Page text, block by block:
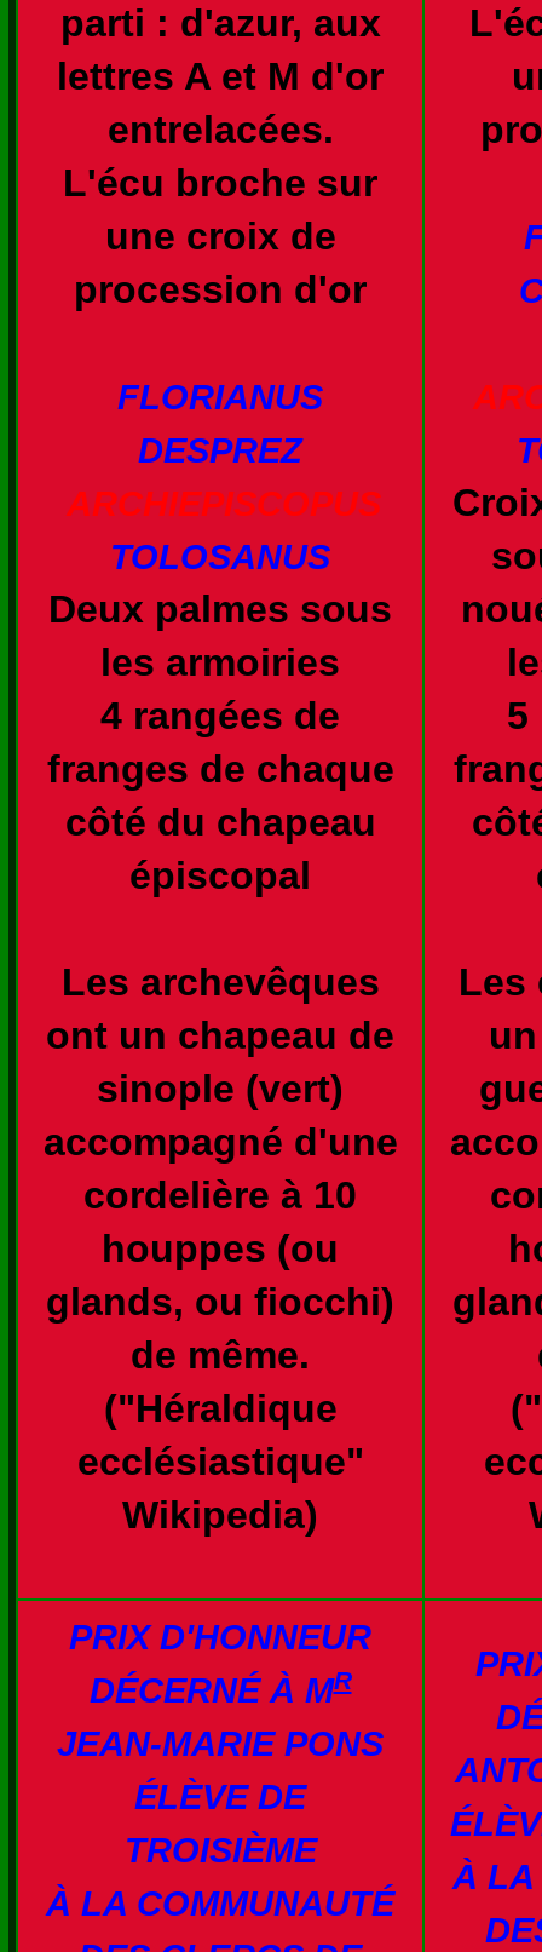
parti : d'azur, aux
lettres A et M d'or
entrelacées.
L'écu broche sur
une croix de
procession d'or
FLORIANUS
DESPREZ
ARCHIEPISCOPUS
TOLOSANUS
Deux palmes sous
les armoiries
4 rangées de
franges de chaque
côté du chapeau
épiscopal
Les archevêques
ont un chapeau de
sinople (vert)
accompagné d'une
cordelière à 10
houppes (ou
glands, ou fiocchi)
de même.
("Héraldique
ecclésiastique"
Wikipedia)
5
Les
PRIX D'HONNEUR
DÉCERNÉ À MR
JEAN-MARIE PONS
ÉLÈVE DE
TROISIÈME
À LA COMMUNAUTÉ
À LA